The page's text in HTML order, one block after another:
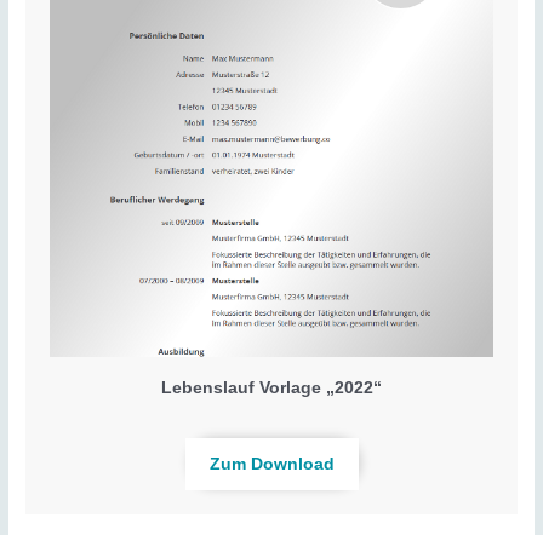
Lebenslauf Vorlage „2022“
Zum Download